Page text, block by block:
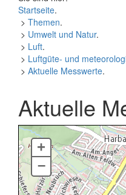
Startseite.
> Themen.
> Umwelt und Natur.
> Luft.
> Luftgüte- und
> Aktuelle Messwerte.
Aktuelle
+
–